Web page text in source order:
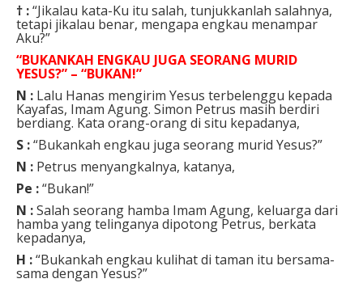
† :“Jikalau kata-Ku itu salah, tunjukkanlah salahnya,
tetapi jikalau benar, mengapa engkau menampar
Aku?”
“BUKANKAH ENGKAU JUGA SEORANG MURID
YESUS?” – “BUKAN!”
N : Lalu Hanas mengirim Yesus terbelenggu kepada
Kayafas, Imam Agung. Simon Petrus masih berdiri
berdiang. Kata orang-orang di situ kepadanya,
S :“Bukankah engkau juga seorang murid Yesus?”
N : Petrus menyangkalnya, katanya,
Pe :“Bukan!”
N :Salah seorang hamba Imam Agung, keluarga dari
hamba yang telinganya dipotong Petrus, berkata
kepadanya,
H :“Bukankah engkau kulihat di taman itu bersama-
sama dengan Yesus?”